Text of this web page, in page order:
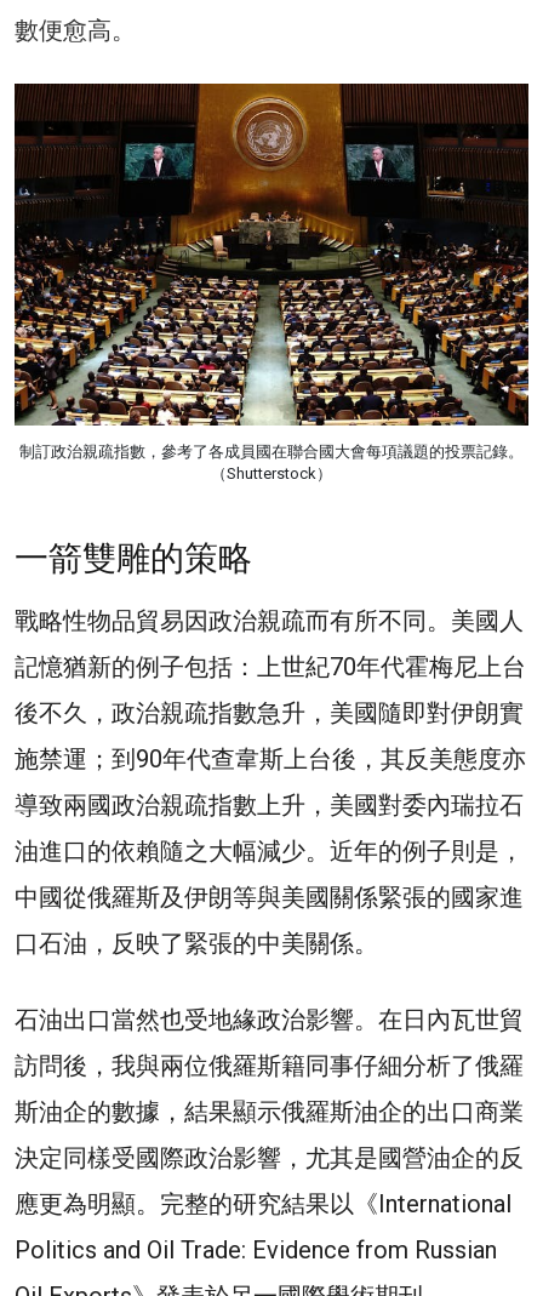
數便愈高。
制訂政治親疏指數，參考了各成員國在聯合國大會每項議題的投票記錄。
（Shutterstock）
一箭雙雕的策略
戰略性物品貿易因政治親疏而有所不同。美國人
記憶猶新的例子包括：上世紀70年代霍梅尼上台
後不久，政治親疏指數急升，美國隨即對伊朗實
施禁運；到90年代查韋斯上台後，其反美態度亦
導致兩國政治親疏指數上升，美國對委內瑞拉石
油進口的依賴隨之大幅減少。近年的例子則是，
中國從俄羅斯及伊朗等與美國關係緊張的國家進
口石油，反映了緊張的中美關係。
石油出口當然也受地緣政治影響。在日內瓦世貿
訪問後，我與兩位俄羅斯籍同事仔細分析了俄羅
斯油企的數據，結果顯示俄羅斯油企的出口商業
決定同樣受國際政治影響，尤其是國營油企的反
應更為明顯。完整的研究結果以《International
Politics and Oil Trade: Evidence from Russian